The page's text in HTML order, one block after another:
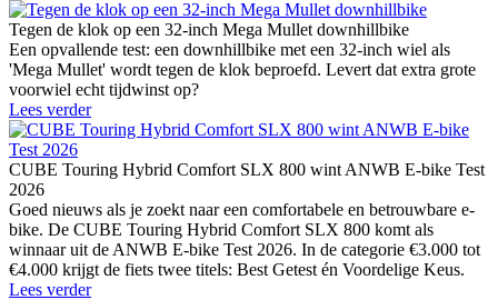
Tegen de klok op een 32-inch Mega Mullet downhillbike
Een opvallende test: een downhillbike met een 32-inch wiel als
'Mega Mullet' wordt tegen de klok beproefd. Levert dat extra grote
voorwiel echt tijdwinst op?
Lees verder
CUBE Touring Hybrid Comfort SLX 800 wint ANWB E-bike Test
2026
Goed nieuws als je zoekt naar een comfortabele en betrouwbare e-
bike. De CUBE Touring Hybrid Comfort SLX 800 komt als
winnaar uit de ANWB E-bike Test 2026. In de categorie €3.000 tot
€4.000 krijgt de fiets twee titels: Best Getest én Voordelige Keus.
Lees verder